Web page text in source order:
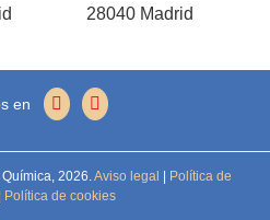
28040 Madrid
en
2026. Aviso legal | Política de
Política de cookies